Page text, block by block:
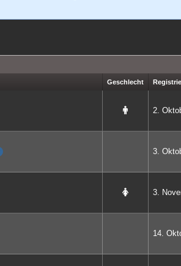
Geschlecht
2.
3.
3.
14.